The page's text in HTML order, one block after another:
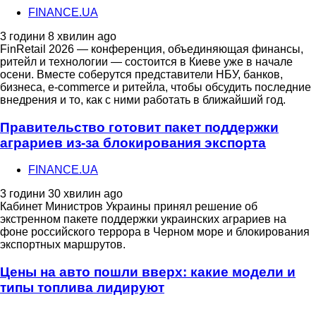
FINANCE.UA
3 години 8 хвилин ago
FinRetail 2026 — конференция, объединяющая финансы,
ритейл и технологии — состоится в Киеве уже в начале
осени. Вместе соберутся представители НБУ, банков,
бизнеса, e-commerce и ритейла, чтобы обсудить последние
внедрения и то, как с ними работать в ближайший год.
Правительство готовит пакет поддержки
аграриев из-за блокирования экспорта
FINANCE.UA
3 години 30 хвилин ago
Кабинет Министров Украины принял решение об
экстренном пакете поддержки украинских аграриев на
фоне российского террора в Черном море и блокирования
экспортных маршрутов.
Цены на авто пошли вверх: какие модели и
типы топлива лидируют